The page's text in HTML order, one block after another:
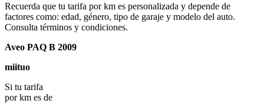
Recuerda que tu tarifa por km es personalizada y depende de
factores como: edad, género, tipo de garaje y modelo del auto.
Consulta términos y condiciones.
Aveo PAQ B 2009
miituo
Si tu tarifa
por km es de